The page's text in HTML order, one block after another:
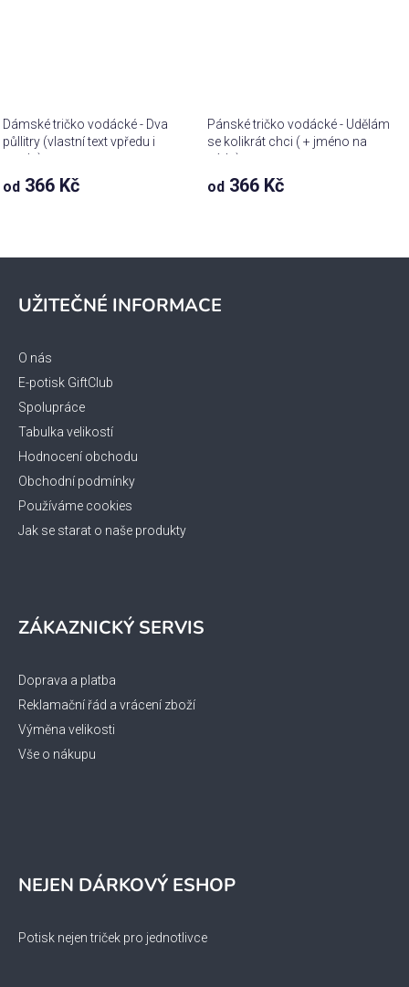
Dámské tričko vodácké - Dva
půllitry (vlastní text vpředu i
vzadu)
od 366 Kč
Pánské tričko vodácké - Udělám
se kolikrát chci ( + jméno na
záda)
od 366 Kč
UŽITEČNÉ INFORMACE
O nás
E-potisk GiftClub
Spolupráce
Tabulka velikostí
Hodnocení obchodu
Obchodní podmínky
Používáme cookies
Jak se starat o naše produkty
ZÁKAZNICKÝ SERVIS
Doprava a platba
Reklamační řád a vrácení zboží
Výměna velikosti
Vše o nákupu
NEJEN DÁRKOVÝ ESHOP
Potisk nejen triček pro jednotlivce